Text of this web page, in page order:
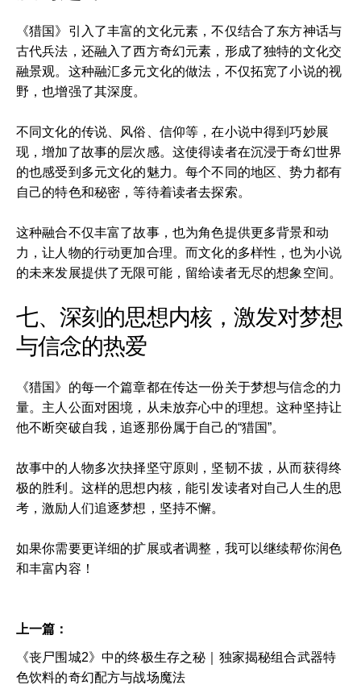
《猎国》引入了丰富的文化元素，不仅结合了东方神话与
古代兵法，还融入了西方奇幻元素，形成了独特的文化交
融景观。这种融汇多元文化的做法，不仅拓宽了小说的视
野，也增强了其深度。
不同文化的传说、风俗、信仰等，在小说中得到巧妙展
现，增加了故事的层次感。这使得读者在沉浸于奇幻世界
的也感受到多元文化的魅力。每个不同的地区、势力都有
自己的特色和秘密，等待着读者去探索。
这种融合不仅丰富了故事，也为角色提供更多背景和动
力，让人物的行动更加合理。而文化的多样性，也为小说
的未来发展提供了无限可能，留给读者无尽的想象空间。
七、深刻的思想内核，激发对梦想
与信念的热爱
《猎国》的每一个篇章都在传达一份关于梦想与信念的力
量。主人公面对困境，从未放弃心中的理想。这种坚持让
他不断突破自我，追逐那份属于自己的“猎国”。
故事中的人物多次抉择坚守原则，坚韧不拔，从而获得终
极的胜利。这样的思想内核，能引发读者对自己人生的思
考，激励人们追逐梦想，坚持不懈。
如果你需要更详细的扩展或者调整，我可以继续帮你润色
和丰富内容！
上一篇：
《丧尸围城2》中的终极生存之秘｜独家揭秘组合武器特
色饮料的奇幻配方与战场魔法